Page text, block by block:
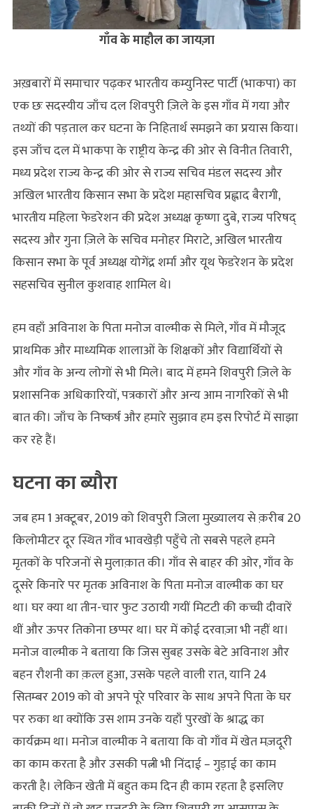
गाँव के माहौल का जायज़ा
अख़बारों में समाचार पढ़कर भारतीय कम्युनिस्ट पार्टी (भाकपा) का
एक छः सदस्यीय जाँच दल शिवपुरी ज़िले के इस गाँव में गया और
तथ्यों की पड़ताल कर घटना के निहितार्थ समझने का प्रयास किया।
इस जाँच दल में भाकपा के राष्ट्रीय केन्द्र की ओर से विनीत तिवारी,
मध्य प्रदेश राज्य केन्द्र की ओर से राज्य सचिव मंडल सदस्य और
अखिल भारतीय किसान सभा के प्रदेश महासचिव प्रह्लाद बैरागी,
भारतीय महिला फेडरेशन की प्रदेश अध्यक्ष कृष्णा दुबे, राज्य परिषद्
सदस्य और गुना ज़िले के सचिव मनोहर मिराटे, अखिल भारतीय
किसान सभा के पूर्व अध्यक्ष योगेंद्र शर्मा और यूथ फेडरेशन के प्रदेश
सहसचिव सुनील कुशवाह शामिल थे।
हम वहाँ अविनाश के पिता मनोज वाल्मीक से मिले, गाँव में मौजूद
प्राथमिक और माध्यमिक शालाओं के शिक्षकों और विद्यार्थियों से
और गाँव के अन्य लोगों से भी मिले। बाद में हमने शिवपुरी ज़िले के
प्रशासनिक अधिकारियों, पत्रकारों और अन्य आम नागरिकों से भी
बात की। जाँच के निष्कर्ष और हमारे सुझाव हम इस रिपोर्ट में साझा
कर रहे हैं।
घटना का ब्यौरा
जब हम 1 अक्टूबर, 2019 को शिवपुरी जिला मुख्यालय से क़रीब 20
किलोमीटर दूर स्थित गाँव भावखेड़ी पहुँचे तो सबसे पहले हमने
मृतकों के परिजनों से मुलाक़ात की। गाँव से बाहर की ओर, गाँव के
दूसरे किनारे पर मृतक अविनाश के पिता मनोज वाल्मीक का घर
था। घर क्या था तीन-चार फुट उठायी गयीं मिटटी की कच्ची दीवारें
थीं और ऊपर तिकोना छप्पर था। घर में कोई दरवाज़ा भी नहीं था।
मनोज वाल्मीक ने बताया कि जिस सुबह उसके बेटे अविनाश और
बहन रौशनी का क़त्ल हुआ, उसके पहले वाली रात, यानि 24
सितम्बर 2019 को वो अपने पूरे परिवार के साथ अपने पिता के घर
पर रुका था क्योंकि उस शाम उनके यहाँ पुरखों के श्राद्ध का
कार्यक्रम था। मनोज वाल्मीक ने बताया कि वो गाँव में खेत मज़दूरी
का काम करता है और उसकी पत्नी भी निंदाई – गुड़ाई का काम
करती है। लेकिन खेती में बहुत कम दिन ही काम रहता है इसलिए